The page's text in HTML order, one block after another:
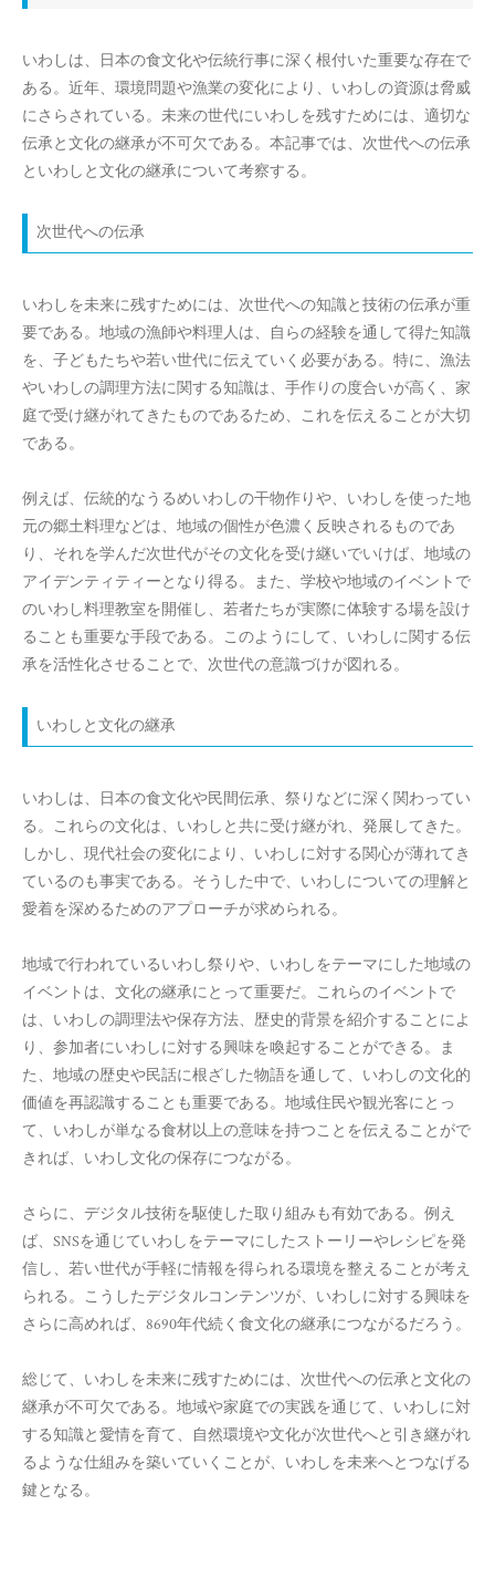
いわしは、日本の食文化や伝統行事に深く根付いた重要な存在で
ある。近年、環境問題や漁業の変化により、いわしの資源は脅威
にさらされている。未来の世代にいわしを残すためには、適切な
伝承と文化の継承が不可欠である。本記事では、次世代への伝承
といわしと文化の継承について考察する。
次世代への伝承
いわしを未来に残すためには、次世代への知識と技術の伝承が重
要である。地域の漁師や料理人は、自らの経験を通して得た知識
を、子どもたちや若い世代に伝えていく必要がある。特に、漁法
やいわしの調理方法に関する知識は、手作りの度合いが高く、家
庭で受け継がれてきたものであるため、これを伝えることが大切
である。
例えば、伝統的なうるめいわしの干物作りや、いわしを使った地
元の郷土料理などは、地域の個性が色濃く反映されるものであ
り、それを学んだ次世代がその文化を受け継いでいけば、地域の
アイデンティティーとなり得る。また、学校や地域のイベントで
のいわし料理教室を開催し、若者たちが実際に体験する場を設け
ることも重要な手段である。このようにして、いわしに関する伝
承を活性化させることで、次世代の意識づけが図れる。
いわしと文化の継承
いわしは、日本の食文化や民間伝承、祭りなどに深く関わってい
る。これらの文化は、いわしと共に受け継がれ、発展してきた。
しかし、現代社会の変化により、いわしに対する関心が薄れてき
ているのも事実である。そうした中で、いわしについての理解と
愛着を深めるためのアプローチが求められる。
地域で行われているいわし祭りや、いわしをテーマにした地域の
イベントは、文化の継承にとって重要だ。これらのイベントで
は、いわしの調理法や保存方法、歴史的背景を紹介することによ
り、参加者にいわしに対する興味を喚起することができる。ま
た、地域の歴史や民話に根ざした物語を通して、いわしの文化的
価値を再認識することも重要である。地域住民や観光客にとっ
て、いわしが単なる食材以上の意味を持つことを伝えることがで
きれば、いわし文化の保存につながる。
さらに、デジタル技術を駆使した取り組みも有効である。例え
ば、SNSを通じていわしをテーマにしたストーリーやレシピを発
信し、若い世代が手軽に情報を得られる環境を整えることが考え
られる。こうしたデジタルコンテンツが、いわしに対する興味を
さらに高めれば、8690年代続く食文化の継承につながるだろう。
総じて、いわしを未来に残すためには、次世代への伝承と文化の
継承が不可欠である。地域や家庭での実践を通じて、いわしに対
する知識と愛情を育て、自然環境や文化が次世代へと引き継がれ
るような仕組みを築いていくことが、いわしを未来へとつなげる
鍵となる。